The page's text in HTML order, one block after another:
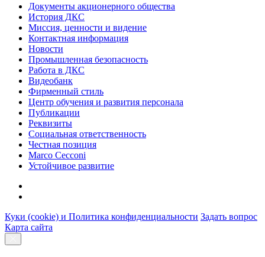
Документы акционерного общества
История ДКС
Миссия, ценности и видение
Контактная информация
Новости
Промышленная безопасность
Работа в ДКС
Видеобанк
Фирменный стиль
Центр обучения и развития персонала
Публикации
Реквизиты
Социальная ответственность
Честная позиция
Marco Cecconi
Устойчивое развитие
Куки (cookie) и Политика конфиденциальности Задать вопрос
Карта сайта